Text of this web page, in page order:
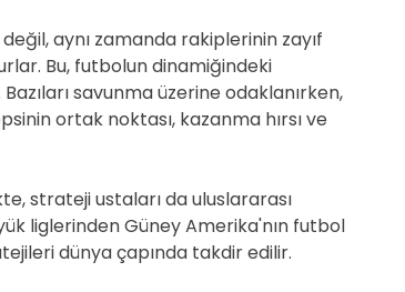
aynı zamanda rakiplerinin zayıf
Bu, futbolun dinamiğindeki
savunma üzerine odaklanırken,
ortak noktası, kazanma hırsı ve
strateji ustaları da uluslararası
liglerinden Güney Amerika'nın futbol
dünya çapında takdir edilir.